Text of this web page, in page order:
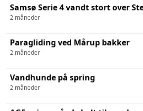
Samsø Serie 4 vandt stort over
2 måneder
Paragliding ved Mårup bakker
2 måneder
Vandhunde på spring
2 måneder